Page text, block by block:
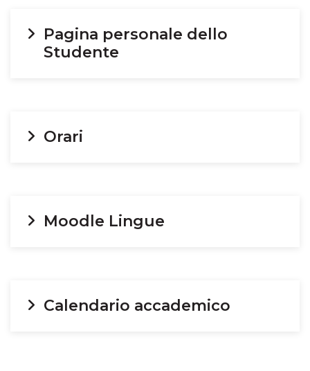
Pagina personale dello
Studente
Orari
Moodle Lingue
Calendario accademico